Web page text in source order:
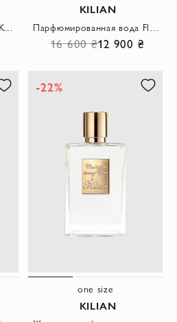
Парфюмированная вода Kologne Shield of Protection для женщин
KILIAN
16 600 ₴12 900 ₴
-22%
one size
KILIAN